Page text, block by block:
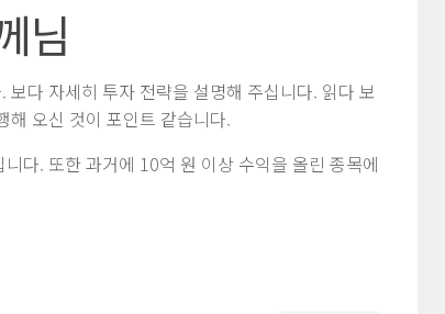
님
다 자세히 투자 전략을 설명해 주십니다. 읽다 보
해 오신 것이 포인트 같습니다.
다. 또한 과거에 10억 원 이상 수익을 올린 종목에